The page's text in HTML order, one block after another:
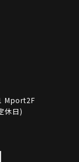
Mport2F
休日)